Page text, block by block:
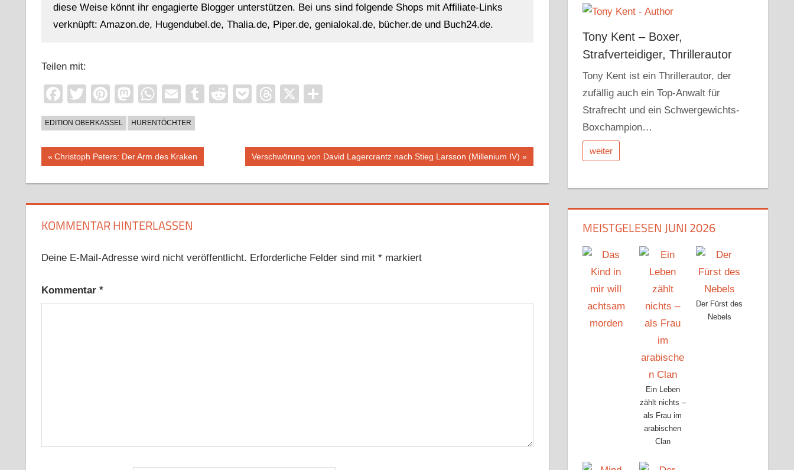
diese Weise könnt ihr engagierte Blogger unterstützen. Bei uns sind folgende Shops mit Affiliate-Links
verknüpft: Amazon.de, Hugendubel.de, Thalia.de, Piper.de, genialokal.de, bücher.de und Buch24.de.
Teilen mit:
Facebook
TwitterPinterest
Mastodon
WhatsApp
EmailTumblr
RedditPocketThreads
X
EDITION OBERKASSEL HURENTÖCHTER
Beitragsnavigation
Vorheriger
Christoph Peters: Der Arm des Kraken
Nächster
Verschwörung von David Lagercrantz nach Stieg Larsson (Millenium IV)
KOMMENTAR HINTERLASSEN
Deine E-Mail-Adresse wird nicht veröffentlicht. Erforderliche Felder sind mit *markiert
Kommentar *
Tony Kent – Boxer,
Strafverteidiger, Thrillerautor
Tony Kent ist ein Thrillerautor, der
zufällig auch ein Top-Anwalt für
Strafrecht und ein Schwergewichts-
Boxchampion…
weiter
MEISTGELESEN JUNI 2026
Ein Leben
zählt nichts –
als Frau im
arabischen
Clan
Der Fürst des
Nebels